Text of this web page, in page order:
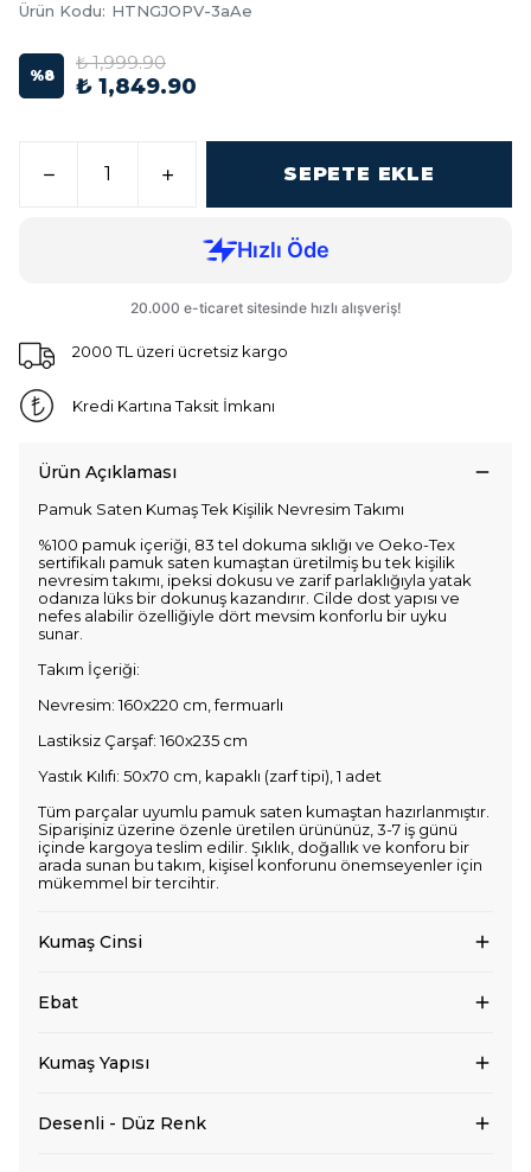
Ürün Kodu: HTNGJOPV-3aAe
%8
₺ 1,999.90
₺ 1,849.90
SEPETE EKLE
2000 TL üzeri ücretsiz kargo
Kredi Kartına Taksit İmkanı
Ürün Açıklaması
Pamuk Saten Kumaş Tek Kişilik Nevresim Takımı
%100 pamuk içeriği, 83 tel dokuma sıklığı ve Oeko-Tex
sertifikalı pamuk saten kumaştan üretilmiş bu tek kişilik
nevresim takımı, ipeksi dokusu ve zarif parlaklığıyla yatak
odanıza lüks bir dokunuş kazandırır. Cilde dost yapısı ve
nefes alabilir özelliğiyle dört mevsim konforlu bir uyku
sunar.
Takım İçeriği:
Nevresim: 160x220 cm, fermuarlı
Lastiksiz Çarşaf: 160x235 cm
Yastık Kılıfı: 50x70 cm, kapaklı (zarf tipi), 1 adet
Tüm parçalar uyumlu pamuk saten kumaştan hazırlanmıştır.
Siparişiniz üzerine özenle üretilen ürününüz, 3-7 iş günü
içinde kargoya teslim edilir. Şıklık, doğallık ve konforu bir
arada sunan bu takım, kişisel konforunu önemseyenler için
mükemmel bir tercihtir.
Kumaş Cinsi
Ebat
Kumaş Yapısı
Desenli - Düz Renk